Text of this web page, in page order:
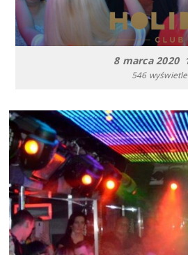
8 marca 2020
546